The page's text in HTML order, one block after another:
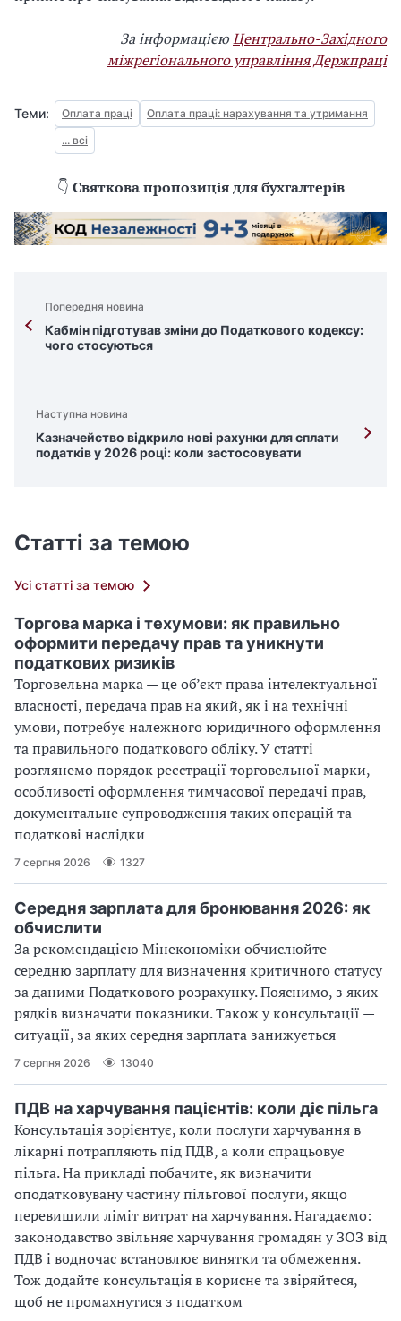
За інформацієюЦентрально-Західного
міжрегіонального управління Держпраці
Теми: Оплата праці
Оплата праці: нарахування та утримання
... всі
👇 Святкова пропозиція для бухгалтерів
Попередня новина
Кабмін підготував зміни до Податкового кодексу:
чого стосуються
Наступна новина
Казначейство відкрило нові рахунки для сплати
податків у 2026 році: коли застосовувати
Статті за темою
Усі статті за темою
Торгова марка і техумови: як правильно
оформити передачу прав та уникнути
податкових ризиків
Торговельна марка — це об’єкт права інтелектуальної
власності, передача прав на який, як і на технічні
умови, потребує належного юридичного оформлення
та правильного податкового обліку. У статті
розглянемо порядок реєстрації торговельної марки,
особливості оформлення тимчасової передачі прав,
документальне супроводження таких операцій та
податкові наслідки
7 серпня 2026 1327
Середня зарплата для бронювання 2026: як
обчислити
За рекомендацією Мінекономіки обчислюйте
середню зарплату для визначення критичного статусу
за даними Податкового розрахунку. Пояснимо, з яких
рядків визначати показники. Також у консультації —
ситуації, за яких середня зарплата занижується
7 серпня 2026 13040
ПДВ на харчування пацієнтів: коли діє пільга
Консультація зорієнтує, коли послуги харчування в
лікарні потрапляють під ПДВ, а коли спрацьовує
пільга. На прикладі побачите, як визначити
оподатковувану частину пільгової послуги, якщо
перевищили ліміт витрат на харчування. Нагадаємо:
законодавство звільняє харчування громадян у ЗОЗ від
ПДВ і водночас встановлює винятки та обмеження.
Тож додайте консультація в корисне та звіряйтеся,
щоб не промахнутися з податком